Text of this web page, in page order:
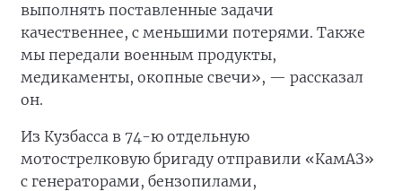
выполнять поставленные задачи
качественнее, с меньшими потерями. Также
мы передали военным продукты,
медикаменты, окопные свечи», — рассказал
он.
Из Кузбасса в 74-ю отдельную
мотострелковую бригаду отправили «КамАЗ»
с генераторами, бензопилами,